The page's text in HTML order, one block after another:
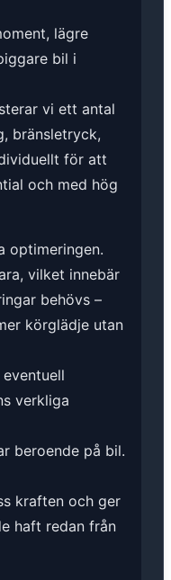
lägre
bil i
vi ett antal
bränsletryck,
för att
och med hög
optimeringen.
vilket innebär
behövs –
körglädje utan
verkliga
beroende på bil.
kraften och ger
haft redan från